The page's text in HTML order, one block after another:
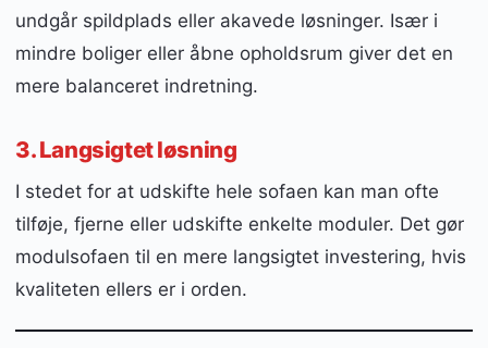
undgår spildplads eller akavede løsninger. Især i
mindre boliger eller åbne opholdsrum giver det en
mere balanceret indretning.
3. Langsigtet løsning
I stedet for at udskifte hele sofaen kan man ofte
tilføje, fjerne eller udskifte enkelte moduler. Det gør
modulsofaen til en mere langsigtet investering, hvis
kvaliteten ellers er i orden.